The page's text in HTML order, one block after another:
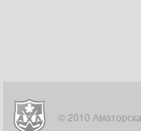
© 2010